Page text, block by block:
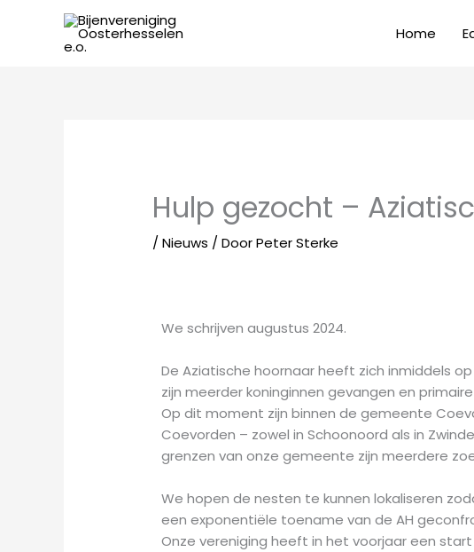
Home
Hulp gezocht –
/Nieuws / DoorPeter Sterke
We schrijven augustus 2024.
De Aziatische hoornaar heeft zich inmiddels
zijn meerder koninginnen gevangen en
Op dit moment zijn binnen de gemeente
Coevorden – zowel in Schoonoord als in
grenzen van onze gemeente zijn meerdere
We hopen de nesten te kunnen lokaliseren
een exponentiële toename van de AH
Onze vereniging heeft in het voorjaar een